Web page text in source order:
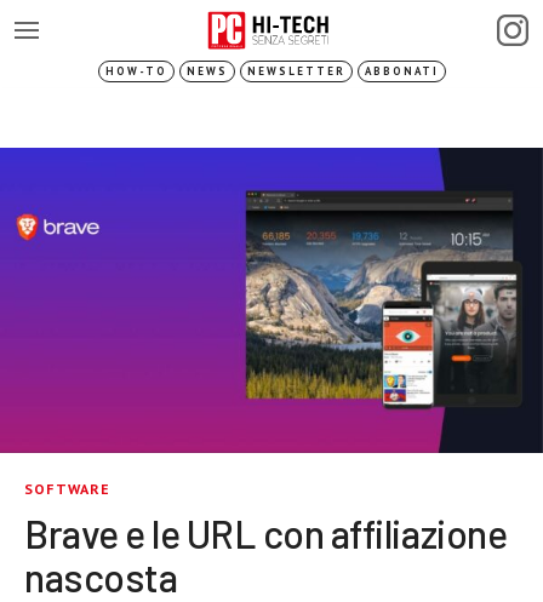
HOW-TO NEWS NEWSLETTER ABBONATI
SOFTWARE
Brave e le URL con affiliazione
nascosta